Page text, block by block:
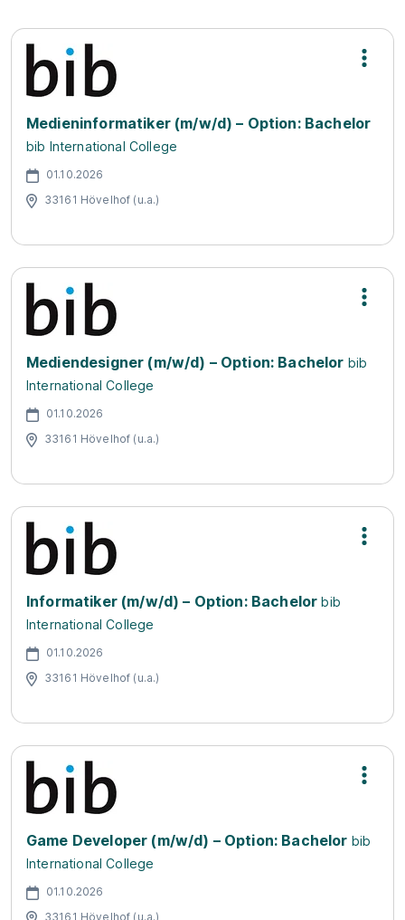
Medieninformatiker (m/w/d) – Option: Bachelor
bib International College
01.10.2026
33161 Hövelhof (u.a.)
Mediendesigner (m/w/d) – Option: Bachelor bib
International College
01.10.2026
33161 Hövelhof (u.a.)
Informatiker (m/w/d) – Option: Bachelor bib
International College
01.10.2026
33161 Hövelhof (u.a.)
Game Developer (m/w/d) – Option: Bachelor bib
International College
01.10.2026
33161 Hövelhof (u.a.)